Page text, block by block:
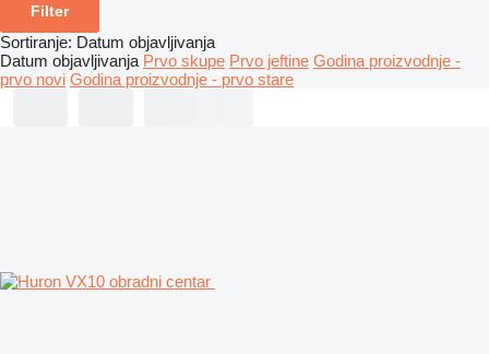
Filter
Sortiranje: Datum objavljivanja
Datum objavljivanja Prvo skupe Prvo jeftine Godina proizvodnje -
prvo novi Godina proizvodnje - prvo stare